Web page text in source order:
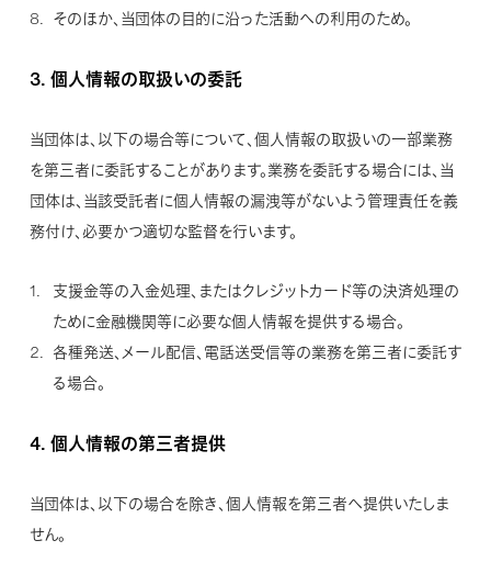
そのほか、当団体の目的に沿った活動への利用のため。
3. 個人情報の取扱いの委託
当団体は、以下の場合等について、個人情報の取扱いの一部業務
を第三者に委託することがあります。業務を委託する場合には、当
団体は、当該受託者に個人情報の漏洩等がないよう管理責任を義
務付け、必要かつ適切な監督を行います。
支援金等の入金処理、またはクレジットカード等の決済処理の
ために金融機関等に必要な個人情報を提供する場合。
各種発送、メール配信、電話送受信等の業務を第三者に委託す
る場合。
4. 個人情報の第三者提供
当団体は、以下の場合を除き、個人情報を第三者へ提供いたしま
せん。